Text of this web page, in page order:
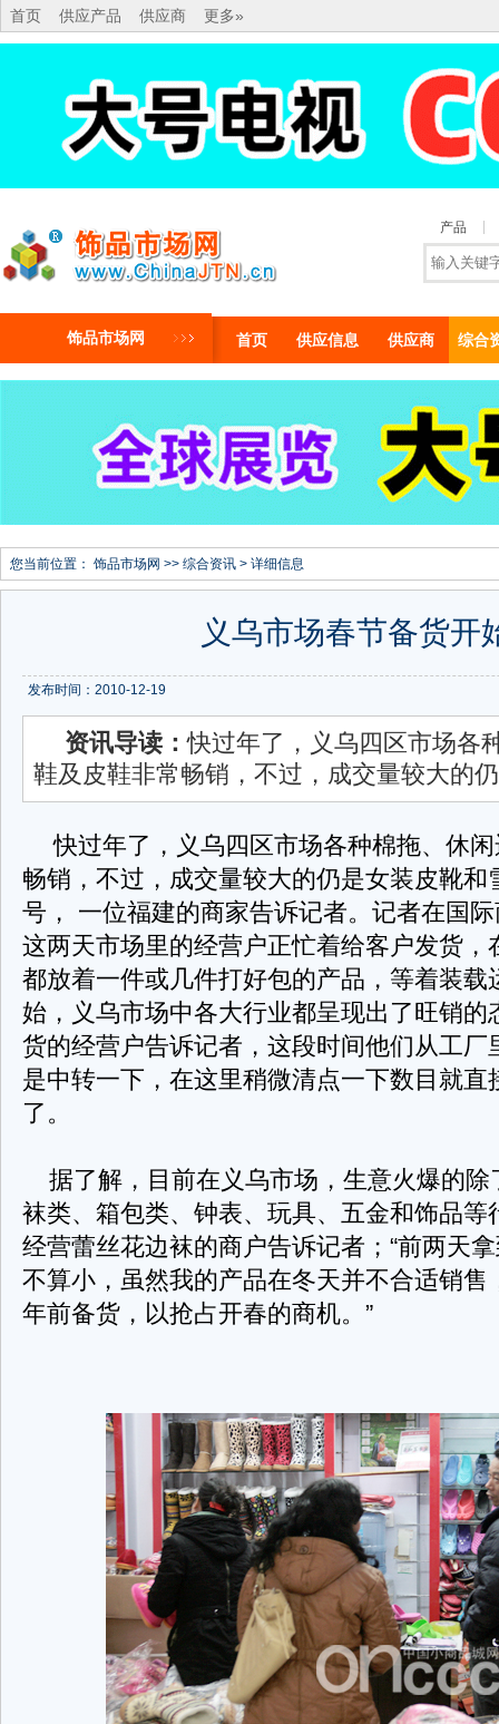
首页 供应产品 供应商 更多»
产品
饰品市场网 首页 供应信息 供应商 综合
您当前位置： 饰品市场网 >> 综合资讯 > 详细信息
义乌市场春节备货开
发布时间：2010-12-19
资讯导读：快过年了，义乌四区市场各
鞋及皮鞋非常畅销，不过，成交量较大的
快过年了，义乌四区市场各种棉拖、休
畅销，不过，成交量较大的仍是女装皮靴和
号， 一位福建的商家告诉记者。记者在国
这两天市场里的经营户正忙着给客户发货，
都放着一件或几件打好包的产品，等着装载
始，义乌市场中各大行业都呈现出了旺销的
货的经营户告诉记者，这段时间他们从工厂
是中转一下，在这里稍微清点一下数目就直
了。
据了解，目前在义乌市场，生意火爆的除
袜类、箱包类、钟表、玩具、五金和饰品等
经营蕾丝花边袜的商户告诉记者；“前两天
不算小，虽然我的产品在冬天并不合适销售
年前备货，以抢占开春的商机。”